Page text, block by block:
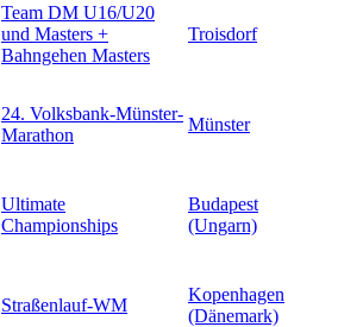
Team DM U16/U20
und Masters +
Bahngehen Masters
Troisdorf
24. Volksbank-Münster-
Marathon
Münster
Ultimate
Championships
Budapest
(Ungarn)
Straßenlauf-WM
Kopenhagen
(Dänemark)